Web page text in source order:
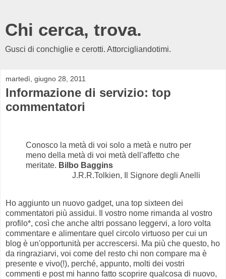
Chi cerca, trova.
Gusci di conchiglie e cerotti. Attorcigliandotimi.
martedì, giugno 28, 2011
Informazione di servizio: top
commentatori
Conosco la metà di voi solo a metà e nutro per
meno della metà di voi metà dell'affetto che
meritate. Bilbo Baggins
J.R.R.Tolkien, Il Signore degli Anelli
Ho aggiunto un nuovo gadget, una top sixteen dei
commentatori più assidui. Il vostro nome rimanda al vostro
profilo*, così che anche altri possano leggervi, a loro volta
commentare e alimentare quel circolo virtuoso per cui un
blog è un'opportunità per accrescersi. Ma più che questo, ho
da ringraziarvi, voi come del resto chi non compare ma è
presente e vivo(!), perché, appunto, molti dei vostri
commenti e post mi hanno fatto scoprire qualcosa di nuovo,